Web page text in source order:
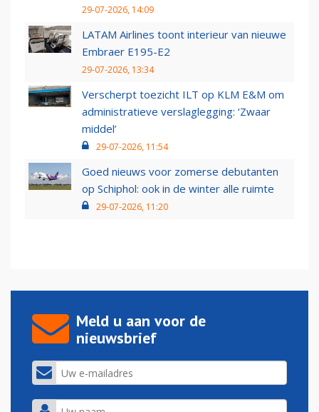
29-07-2026, 14:09
LATAM Airlines toont interieur van nieuwe
Embraer E195-E2
29-07-2026, 13:34
Verscherpt toezicht ILT op KLM E&M om
administratieve verslaglegging: ‘Zwaar
middel’
29-07-2026, 11:54
Goed nieuws voor zomerse debutanten
op Schiphol: ook in de winter alle ruimte
29-07-2026, 11:20
Meld u aan voor de
nieuwsbrief